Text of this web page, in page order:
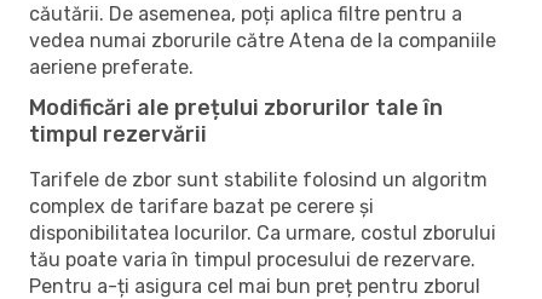
căutării. De asemenea, poți aplica filtre pentru a
vedea numai zborurile către Atena de la companiile
aeriene preferate.
Modificări ale prețului zborurilor tale în
timpul rezervării
Tarifele de zbor sunt stabilite folosind un algoritm
complex de tarifare bazat pe cerere și
disponibilitatea locurilor. Ca urmare, costul zborului
tău poate varia în timpul procesului de rezervare.
Pentru a-ți asigura cel mai bun preț pentru zborul